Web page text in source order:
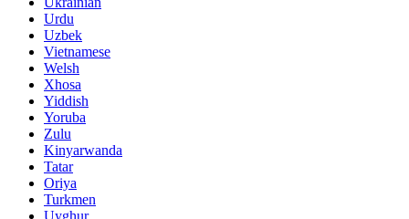
Urdu
Uzbek
Vietnamese
Welsh
Xhosa
Yiddish
Yoruba
Zulu
Kinyarwanda
Tatar
Oriya
Turkmen
Uyghur